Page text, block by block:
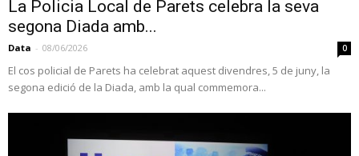
La Policia Local de Parets celebra la seva
segona Diada amb...
Data - 08/06/2026 0
El cos policial de Parets ha celebrat aquest divendres, 5 de juny, la
segona edició de la Diada, amb la qual commemora...